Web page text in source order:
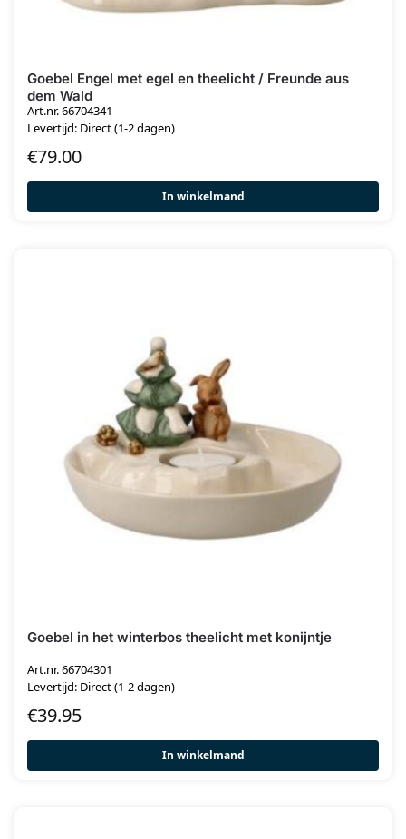
Goebel Engel met egel en theelicht / Freunde aus
dem Wald
Art.nr. 66704341
Levertijd: Direct (1-2 dagen)
€79.00
In winkelmand
Goebel in het winterbos theelicht met konijntje
Art.nr. 66704301
Levertijd: Direct (1-2 dagen)
€39.95
In winkelmand